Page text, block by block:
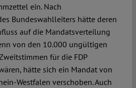
ein. Nach
Bundeswahlleiters hätte deren
auf die Mandatsverteilung
von den 10.000 ungültigen
für die FDP
hätte sich ein Mandat von
Westfalen verschoben. Auch